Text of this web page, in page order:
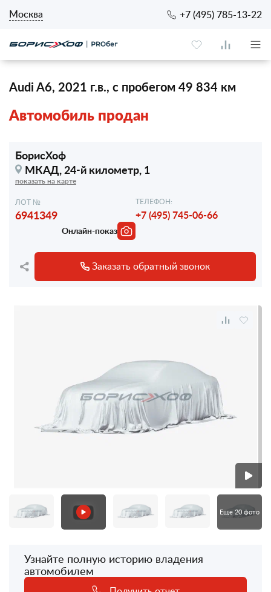
Москва +7 (495) 785-13-22
Audi A6, 2021 г.в., с пробегом 49 834 км
Автомобиль продан
БорисХоф
МКАД, 24-й километр, 1
показать на карте
ЛОТ №
6941349
ТЕЛЕФОН:
+7 (495) 745-06-66
Онлайн-показ
Заказать обратный звонок
Еще 20 фото
Узнайте полную историю владения
автомобилем